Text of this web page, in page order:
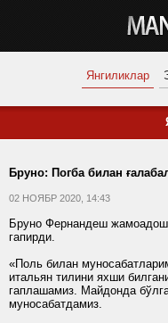
Янгиликлар
Бруно: Погба билан
02 НОЯБР 2020, 14:43
Бруно Фернандеш
гапирди.
«Поль билан
итальян тилини яхши
гаплашамиз. Майдонда
муносабатдамиз.